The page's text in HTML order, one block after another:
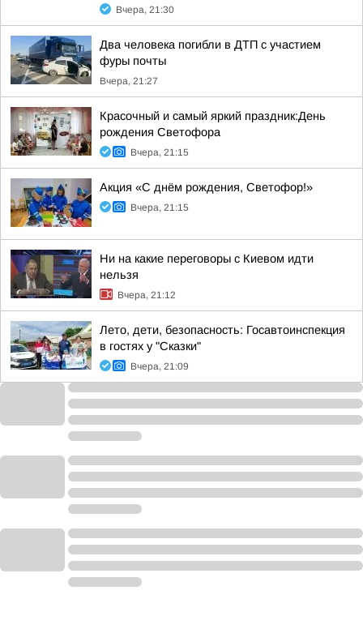
Вчера, 21:30
Два человека погибли в ДТП с участием
фуры почты
Вчера, 21:27
Красочный и самый яркий праздник:День
рождения Светофора
Вчера, 21:15
Акция «С днём рождения, Светофор!»
Вчера, 21:15
Ни на какие переговоры с Киевом идти
нельзя
Вчера, 21:12
Лето, дети, безопасность: Госавтоинспекция
в гостях у "Сказки"
Вчера, 21:09